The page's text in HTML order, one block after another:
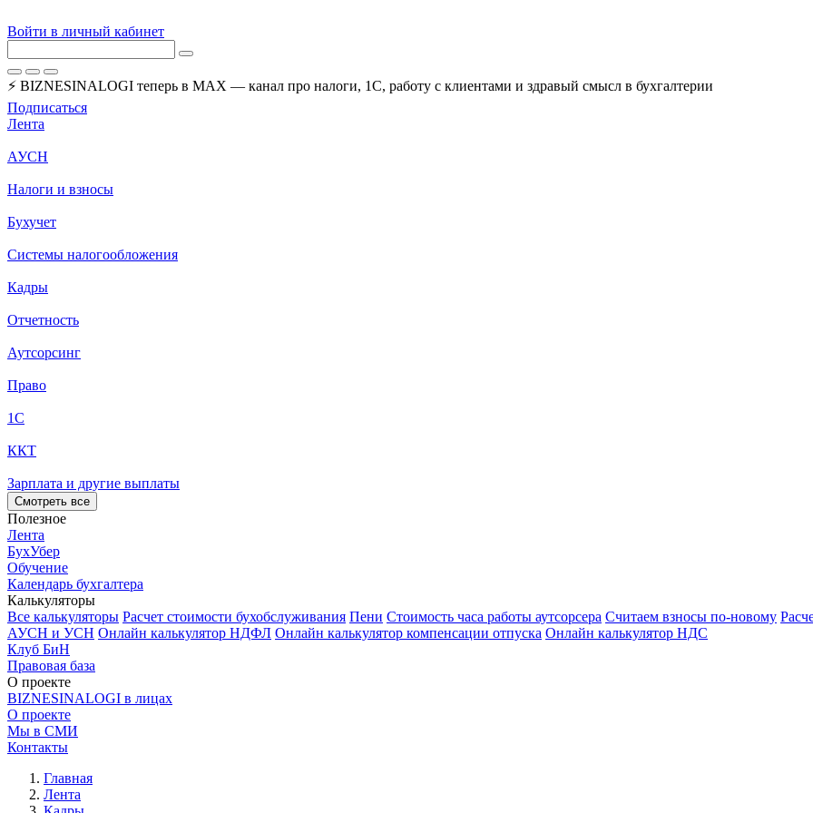
Войти в личный кабинет
⚡ BIZNESINALOGI теперь в MAX — канал про налоги, 1С, работу с клиентами и здравый смысл в бухгалтерии
Подписаться
Лента
АУСН
Налоги и взносы
Бухучет
Системы налогообложения
Кадры
Отчетность
Аутсорсинг
Право
1С
ККТ
Зарплата и другие выплаты
Смотреть все
Полезное
Лента
БухУбер
Обучение
Календарь бухгалтера
Калькуляторы
Все калькуляторы Расчет стоимости бухобслуживания Пени Стоимость часа работы аутсорсера Считаем взносы по-новому
АУСН и УСН Онлайн калькулятор НДФЛ Онлайн калькулятор компенсации отпуска Онлайн калькулятор НДС
Клуб БиН
Правовая база
О проекте
BIZNESINALOGI в лицах
О проекте
Мы в СМИ
Контакты
Главная
Лента